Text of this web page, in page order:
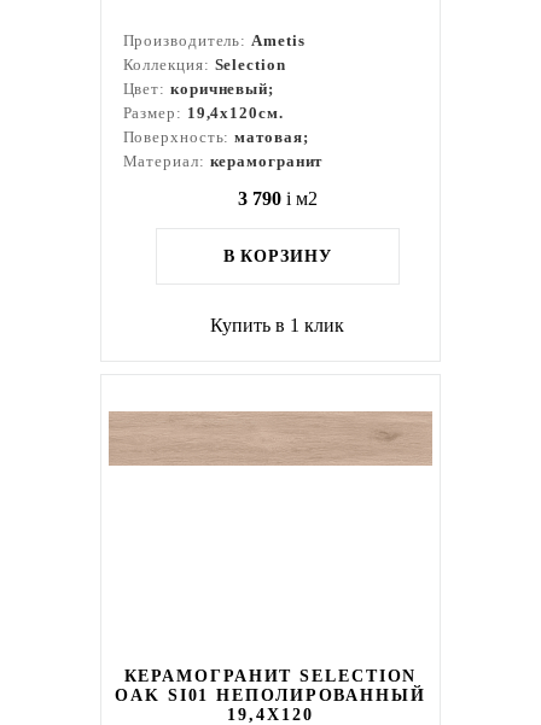
Производитель:Ametis
Коллекция: Selection
Цвет: коричневый;
Размер: 19,4x120см.
Поверхность:матовая;
Материал: керамогранит
3 790 i м2
В КОРЗИНУ
Купить в 1 клик
КЕРАМОГРАНИТ SELECTION
OAK SI01 НЕПОЛИРОВАННЫЙ
19,4X120